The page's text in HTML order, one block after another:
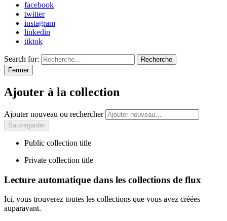
facebook
twitter
instagram
linkedin
tiktok
Search for:
Recherche
Fermer
Ajouter à la collection
Ajouter nouveau ou rechercher
Public collection title
Private collection title
Lecture automatique dans les collections de flux
Ici, vous trouverez toutes les collections que vous avez créées
auparavant.